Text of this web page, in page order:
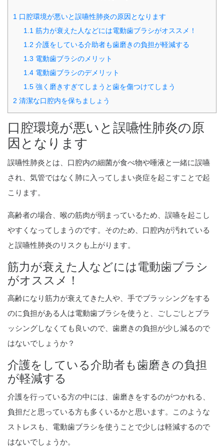
1 口腔環境が悪いと誤嚥性肺炎の原因となります
1.1 筋力が衰えた人などには電動歯ブラシがオススメ！
1.2 介護をしている介助者も歯磨きの負担が軽減する
1.3 電動歯ブラシのメリット
1.4 電動歯ブラシのデメリット
1.5 強く磨きすぎてしまうと歯を傷つけてしまう
2 清潔な口腔内を保ちましょう
口腔環境が悪いと誤嚥性肺炎の原
因となります
誤嚥性肺炎とは、口腔内の細菌が食べ物や唾液と一緒に誤嚥
され、気管ではなく肺に入ってしまい炎症を起こすことで起
こります。
高齢者の場合、喉の筋肉が弱まっているため、誤嚥を起こし
やすくなってしまうのです。そのため、口腔内が汚れている
と誤嚥性肺炎のリスクも上がります。
筋力が衰えた人などには電動歯ブラシ
がオススメ！
高齢になり筋力が衰えてきた人や、手でブラッシングをする
のに負担がある人は電動歯ブラシを使うと、ごしごしとブラ
ッシングしなくても良いので、歯磨きの負担が少し減るので
はないでしょうか？
介護をしている介助者も歯磨きの負担
が軽減する
介護を行っている方の中には、歯磨きをするのがつかれる、
負担だと思っている方も多くいるかと思います。このような
ストレスも、電動歯ブラシを使うことで少しは軽減するので
はないでしょうか。